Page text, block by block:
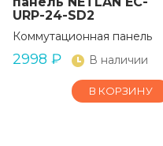
URP-24-SD2
Коммутационная панель
2998 ₽ В наличии
В КОРЗИНУ